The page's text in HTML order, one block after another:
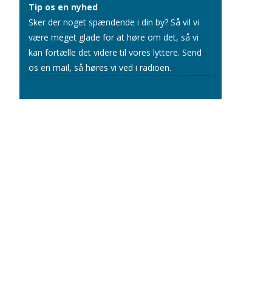
Tip os en nyhed
Sker der noget spændende i din by? Så vil vi
være meget glade for at høre om det, så vi
kan fortælle det videre til vores lyttere. Send
os en mail, så høres vi ved i radioen.